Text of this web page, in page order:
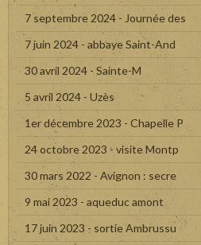
7 septembre 2024 - Journée des
7 juin 2024 - abbaye Saint-And
30 avril 2024 - Sainte-M
5 avril 2024 - Uzès
1er décembre 2023 - Chapelle P
24 octobre 2023 - visite Montp
30 mars 2022 - Avignon : secre
9 mai 2023 - aqueduc amont
17 juin 2023 - sortie Ambrussu